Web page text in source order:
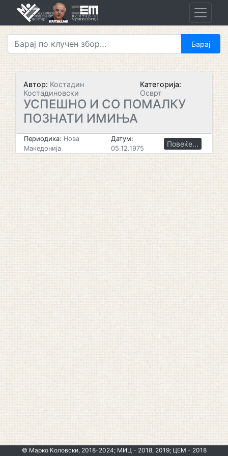
Автор: Костадин
Костадиновски
Категорија:
Осврт
УСПЕШНО И СО ПОМАЛКУ
ПОЗНАТИ ИМИЊА
Периодика: Нова
Македонија
Датум:
05.12.1975
Повеќе...
© Марко Коловски, 2018-2024; МИЦ - 2018, 2019; ЦЕМ - 2018